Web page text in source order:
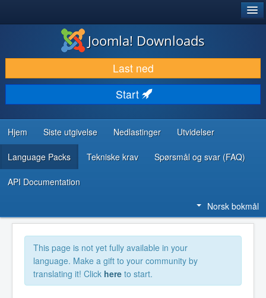
LAST NED & UTVID
OPPDAG & LÆR
SAMFUNN & BRUKERSTØTTE
UTVIKLINGSRESSURSER
Joomla! Downloads
Last ned
Start
Hjem Siste utgivelse Nedlastinger Utvidelser
Language Packs Tekniske krav Spørsmål og svar (FAQ)
API Documentation
Norsk bokmål
This page is not yet fully available in your
language. Make a gift to your community by
translating it! Click here to start.